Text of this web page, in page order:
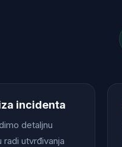
incidenta
detaljnu
radi utvrđivanja